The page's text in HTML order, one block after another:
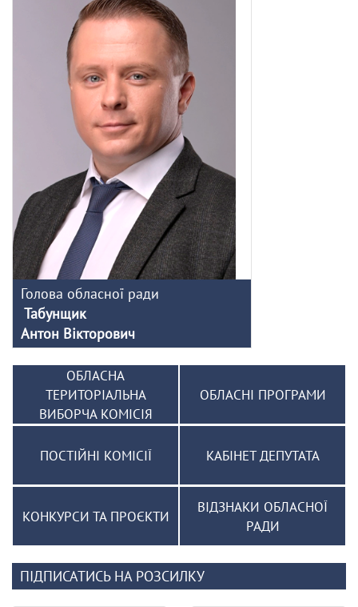
Голова обласної ради
Табунщик
Антон Вікторович
ОБЛАСНА
ТЕРИТОРІАЛЬНА
ВИБОРЧА КОМІСІЯ
ОБЛАСНІ ПРОГРАМИ
ПОСТІЙНІ КОМІСІЇ КАБІНЕТ ДЕПУТАТА
КОНКУРСИ ТА ПРОЄКТИ
ВІДЗНАКИ ОБЛАСНОЇ
РАДИ
ПІДПИСАТИСЬ НА РОЗСИЛКУ